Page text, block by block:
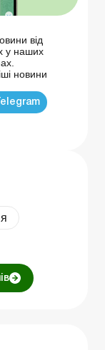
від
у наших
новини